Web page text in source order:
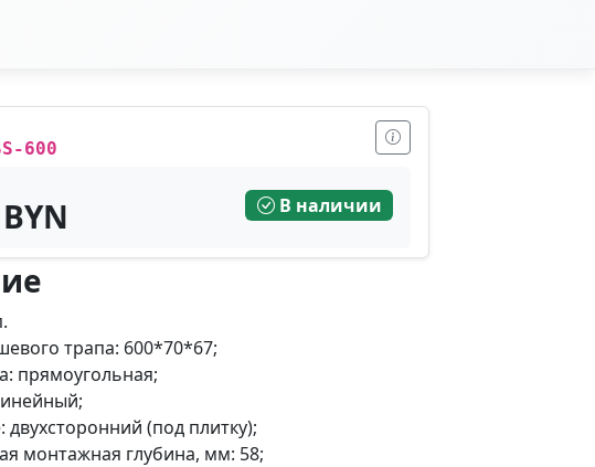
600
В наличии
трапа: 600*70*67;
прямоугольная;
двухсторонний (под плитку);
монтажная глубина, мм: 58;